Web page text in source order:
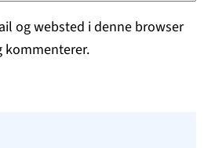
og websted i denne browser